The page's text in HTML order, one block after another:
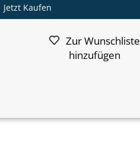
Jetzt Kaufen
Zur Wunschliste
hinzufügen